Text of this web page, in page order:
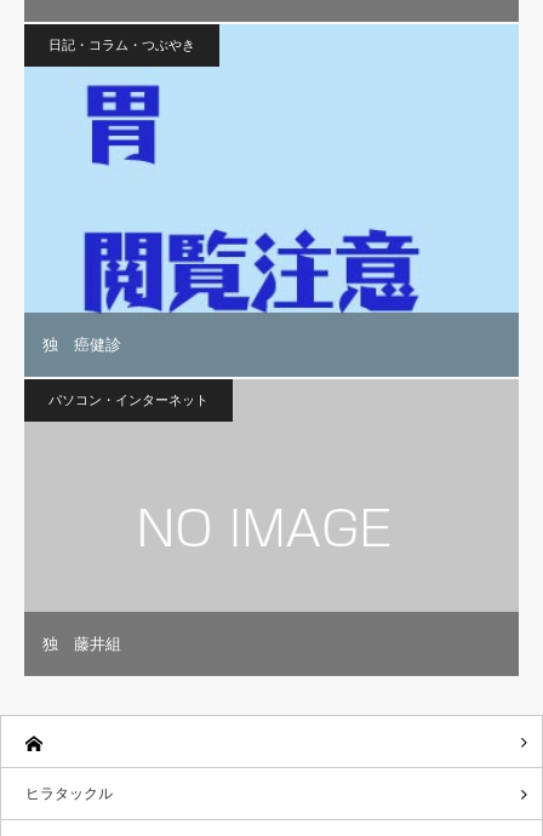
日記・コラム・つぶやき
独 癌健診
パソコン・インターネット
独 藤井組
ヒラタックル